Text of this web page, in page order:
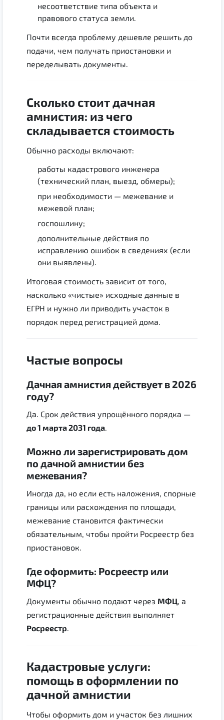
несоответствие типа объекта и
правового статуса земли.
Почти всегда проблему дешевле решить до
подачи, чем получать приостановки и
переделывать документы.
Сколько стоит дачная
амнистия: из чего
складывается стоимость
Обычно расходы включают:
работы кадастрового инженера
(технический план, выезд, обмеры);
при необходимости — межевание и
межевой план;
госпошлину;
дополнительные действия по
исправлению ошибок в сведениях (если
они выявлены).
Итоговая стоимость зависит от того,
насколько «чистые» исходные данные в
ЕГРН и нужно ли приводить участок в
порядок перед регистрацией дома.
Частые вопросы
Дачная амнистия действует в 2026
году?
Да. Срок действия упрощённого порядка —
до 1 марта 2031 года.
Можно ли зарегистрировать дом
по дачной амнистии без
межевания?
Иногда да, но если есть наложения, спорные
границы или расхождения по площади,
межевание становится фактически
обязательным, чтобы пройти Росреестр без
приостановок.
Где оформить: Росреестр или
МФЦ?
Документы обычно подают через МФЦ, а
регистрационные действия выполняет
Росреестр.
Кадастровые услуги:
помощь в оформлении по
дачной амнистии
Чтобы оформить дом и участок без лишних